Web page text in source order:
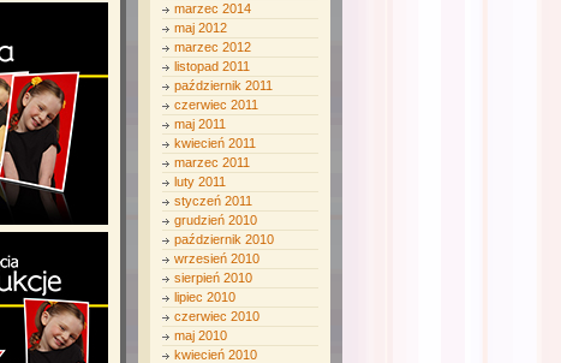
marzec 2014
maj 2012
marzec 2012
listopad 2011
październik 2011
czerwiec 2011
maj 2011
kwiecień 2011
marzec 2011
luty 2011
styczeń 2011
grudzień 2010
październik 2010
wrzesień 2010
sierpień 2010
lipiec 2010
czerwiec 2010
maj 2010
kwiecień 2010